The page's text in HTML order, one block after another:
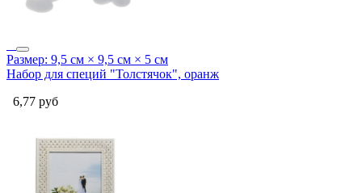
Размер: 9,5 см × 9,5 см × 5 см
Набор для специй "Толстячок", оранж
6,77 руб